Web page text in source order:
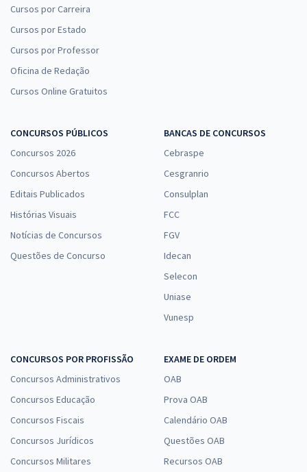
Cursos por Carreira
Cursos por Estado
Cursos por Professor
Oficina de Redação
Cursos Online Gratuitos
CONCURSOS PÚBLICOS
Concursos 2026
Concursos Abertos
Editais Publicados
Histórias Visuais
Notícias de Concursos
Questões de Concurso
BANCAS DE CONCURSOS
Cebraspe
Cesgranrio
Consulplan
FCC
FGV
Idecan
Selecon
Uniase
Vunesp
CONCURSOS POR PROFISSÃO
Concursos Administrativos
Concursos Educação
Concursos Fiscais
Concursos Jurídicos
Concursos Militares
EXAME DE ORDEM
OAB
Prova OAB
Calendário OAB
Questões OAB
Recursos OAB